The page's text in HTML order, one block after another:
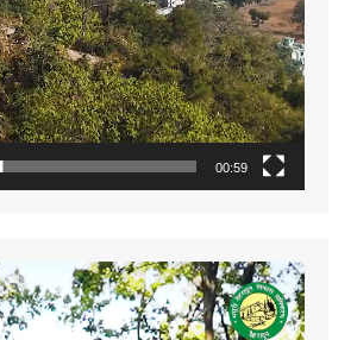
00:59